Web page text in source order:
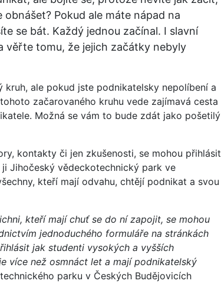
Pokud ale máte nápad na
se bát. Každý jednou začínal. I slavní
věřte tomu, že jejich začátky nebyly
ale pokud jste podnikatelsky nepolíbení a
začarovaného kruhu vede zajímavá cesta
Možná se vám to bude zdát jako pošetilý
kontakty či jen zkušenosti, se mohou přihlásit
Jihočeský vědeckotechnický park ve
kteří mají odvahu, chtějí podnikat a svou
kteří mají chuť se do ní zapojit, se mohou
jednoduchého formuláře na stránkách
jak studenti vysokých a vyšších
více než osmnáct let a mají podnikatelský
parku v Českých Budějovicích